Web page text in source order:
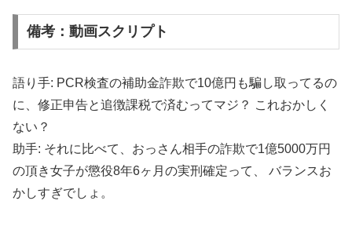
備考：動画スクリプト
語り手: PCR検査の補助金詐欺で10億円も騙し取ってるの
に、修正申告と追徴課税で済むってマジ？ これおかしく
ない？
助手: それに比べて、おっさん相手の詐欺で1億5000万円
の頂き女子が懲役8年6ヶ月の実刑確定って、 バランスお
かしすぎでしょ。